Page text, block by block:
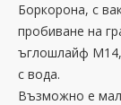
Боркорона, с
пробиване на
ъглошлайф
с вода.
Възможно е